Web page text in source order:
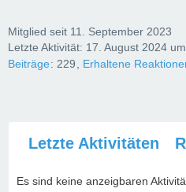
Mitglied seit 11. September 2023
Letzte Aktivität: 17. August 2024
Beiträge
229 Erhaltene
Letzte Aktivitäten
Es sind keine anzeigbaren